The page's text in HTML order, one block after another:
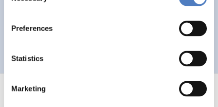
Preferences
Statistics
Marketing